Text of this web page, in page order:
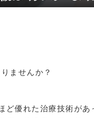
ませんか？
ど優れた治療技術が